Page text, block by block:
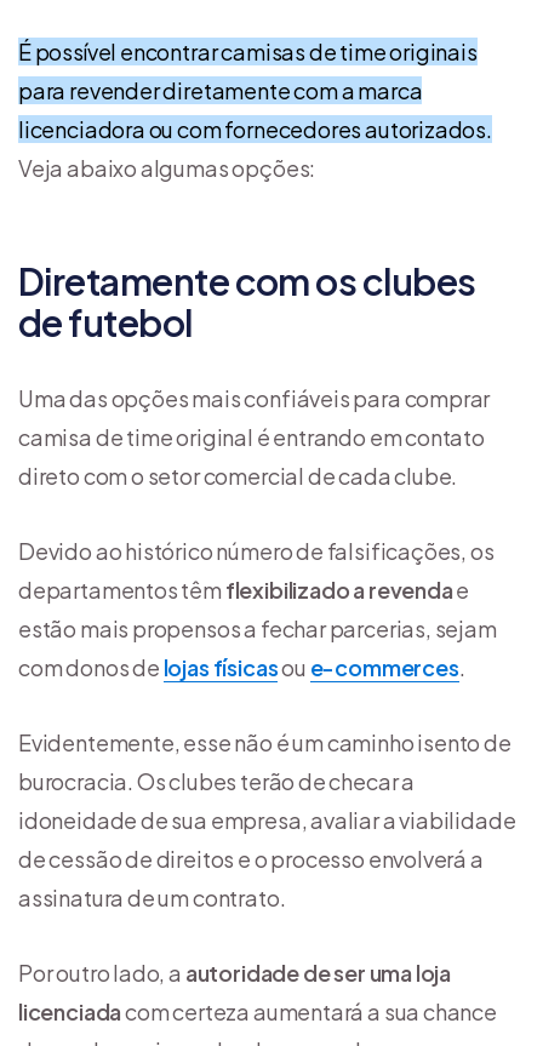
É possível encontrar camisas de time originais
para revender diretamente com a marca
licenciadora ou com fornecedores autorizados.
Veja abaixo algumas opções:
Diretamente com os clubes
de futebol
Uma das opções mais confiáveis para comprar
camisa de time original é entrando em contato
direto com o setor comercial de cada clube.
Devido ao histórico número de falsificações, os
departamentos têm flexibilizado a revendae
estão mais propensos a fechar parcerias, sejam
com donos de lojas físicasou e-commerces.
Evidentemente, esse não é um caminho isento de
burocracia. Os clubes terão de checar a
idoneidade de sua empresa, avaliar a viabilidade
de cessão de direitos e o processo envolverá a
assinatura de um contrato.
Por outro lado, a autoridade de ser uma loja
licenciadacom certeza aumentará a sua chance